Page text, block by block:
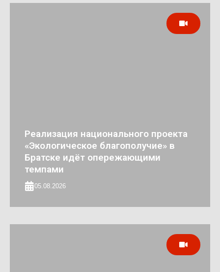
Реализация национального проекта
«Экологическое благополучие» в
Братске идёт опережающими
темпами
05.08.2026